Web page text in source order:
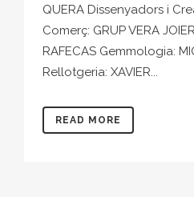
QUERA Dissenyadors i
Comerç: GRUP VERA
RAFECAS Gemmologia:
Rellotgeria: XAVIER...
READ MORE